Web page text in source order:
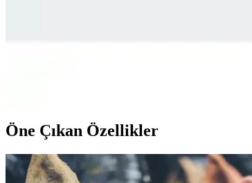
Öne Çıkan Özellikler